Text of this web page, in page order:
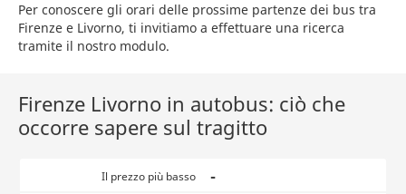
Per conoscere gli orari delle prossime partenze dei bus tra
Firenze e Livorno, ti invitiamo a effettuare una ricerca
tramite il nostro modulo.
Firenze Livorno in autobus: ciò che
occorre sapere sul tragitto
Il prezzo più basso -